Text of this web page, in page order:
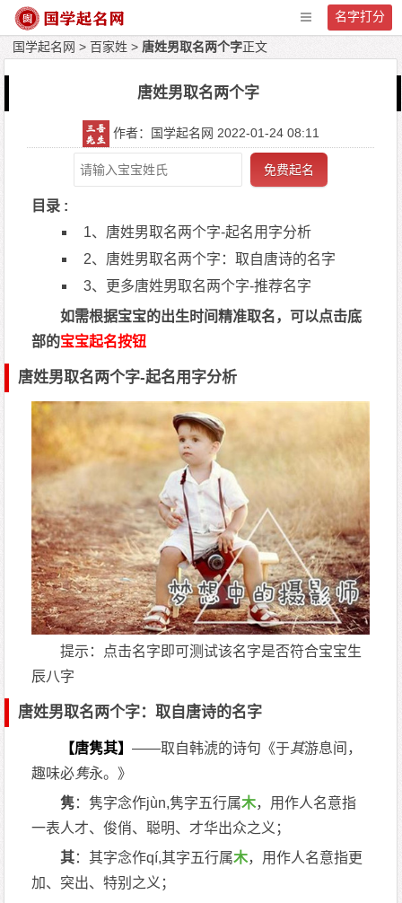
名字打分
国学起名网 >百家姓 > 唐姓男取名两个字正文
唐姓男取名两个字
作者：国学起名网 2022-01-24 08:11
免费起名
目录 :
1、唐姓男取名两个字-起名用字分析
2、唐姓男取名两个字：取自唐诗的名字
3、更多唐姓男取名两个字-推荐名字
如需根据宝宝的出生时间精准取名，可以点击底
部的宝宝起名按钮
唐姓男取名两个字-起名用字分析
提示：点击名字即可测试该名字是否符合宝宝生
辰八字
唐姓男取名两个字：取自唐诗的名字
【唐隽其】——取自韩淲的诗句《于其游息间，
趣味必隽永。》
隽：隽字念作jùn,隽字五行属木，用作人名意指
一表人才、俊俏、聪明、才华出众之义；
其：其字念作qí,其字五行属木，用作人名意指更
加、突出、特别之义；